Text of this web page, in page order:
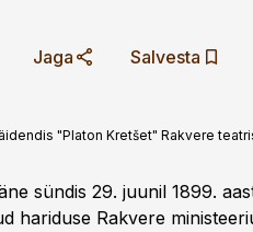
Jaga Salvesta
"Platon Kretšet" Rakvere
sündis 29. juunil 1899.
hariduse Rakvere